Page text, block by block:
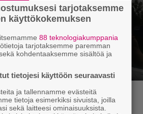
– tästä kysymys ja näin
tarjotaksemme
käyttökokemuksen
88 teknologiakumppania
tarjotaksemme paremman
kohdentaaksemme sisältöä ja
tietojesi käyttöön seuraavasti
ja tallennamme evästeitä
tietoja esimerkiksi sivuista, joilla
sekä laitteesi ominaisuuksista.